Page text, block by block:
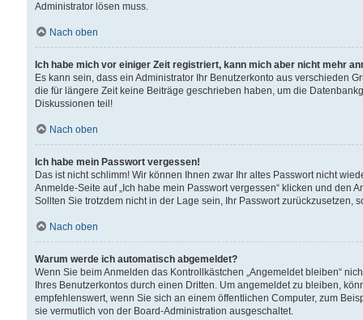
Administrator lösen muss.
Nach oben
Ich habe mich vor einiger Zeit registriert, kann mich aber nicht mehr
Es kann sein, dass ein Administrator Ihr Benutzerkonto aus verschieden
die für längere Zeit keine Beiträge geschrieben haben, um die
Diskussionen teil!
Nach oben
Ich habe mein Passwort vergessen!
Das ist nicht schlimm! Wir können Ihnen zwar Ihr altes Passwort nicht
Anmelde-Seite auf „Ich habe mein Passwort vergessen“ klicken und
Sollten Sie trotzdem nicht in der Lage sein, Ihr Passwort zurückzusetzen,
Nach oben
Warum werde ich automatisch abgemeldet?
Wenn Sie beim Anmelden das Kontrollkästchen „Angemeldet bleiben“
Ihres Benutzerkontos durch einen Dritten. Um angemeldet zu bleiben,
empfehlenswert, wenn Sie sich an einem öffentlichen Computer, zum
sie vermutlich von der Board-Administration ausgeschaltet.